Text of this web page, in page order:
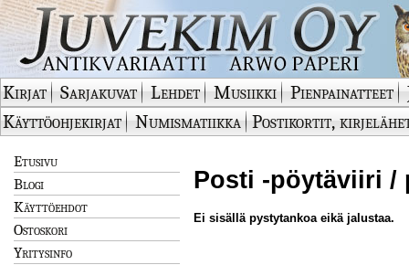
Kirjat Sarjakuvat Lehdet Musiikki Pienpainatteet
Käyttöohjekirjat
Numismatiikka Postikortit,
Etusivu
Blogi
Käyttöehdot
Ostoskori
Yritysinfo
Posti -pöytäviiri /
Ei sisällä pystytankoa eikä jalustaa.